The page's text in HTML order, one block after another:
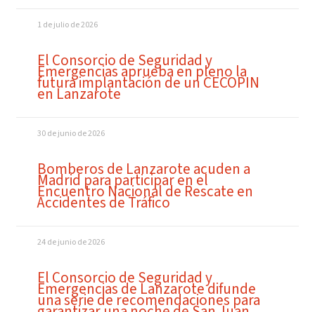
1 de julio de 2026
El Consorcio de Seguridad y
Emergencias aprueba en pleno la
futura implantación de un CECOPIN
en Lanzarote
30 de junio de 2026
Bomberos de Lanzarote acuden a
Madrid para participar en el
Encuentro Nacional de Rescate en
Accidentes de Tráfico
24 de junio de 2026
El Consorcio de Seguridad y
Emergencias de Lanzarote difunde
una serie de recomendaciones para